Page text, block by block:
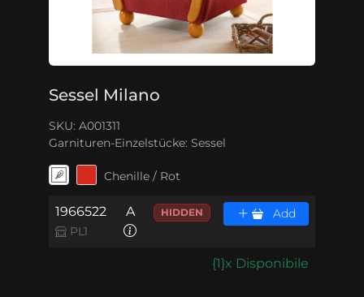
Sessel Milano
SKU: A001311
Garnituren-Einzelstücke: Sessel
Chenille / Rot
1966522
PL1
A HIDDEN Add
{1}x Disponibile